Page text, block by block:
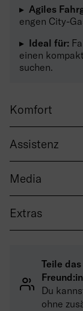
▸ Agiles
engen City-
▸ Ideal für:
einen
suchen.
Komfort
Assistenz
Media
Extras
Teile
Du
ohne